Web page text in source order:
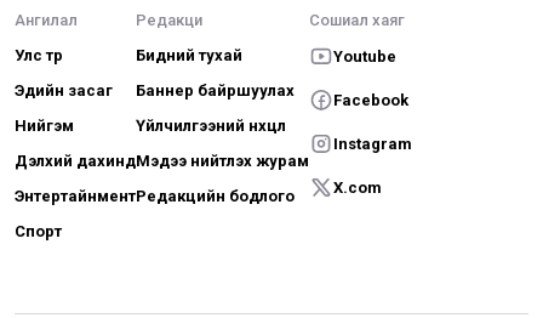
Ангилал
Улс төр
Эдийн засаг
Нийгэм
Дэлхий дахинд
Энтертайнмент
Спорт
Редакци
Бидний тухай
Баннер байршуулах
Үйлчилгээний нөхцөл
Мэдээ нийтлэх журам
Редакцийн бодлого
Сошиал хаяг
Youtube
Facebook
Instagram
X.com